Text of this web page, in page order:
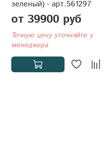
зеленый) - арт.561297
от 39900 руб
Точную цену уточняйте у
менеджера